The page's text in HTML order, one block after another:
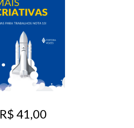
R$ 41,00